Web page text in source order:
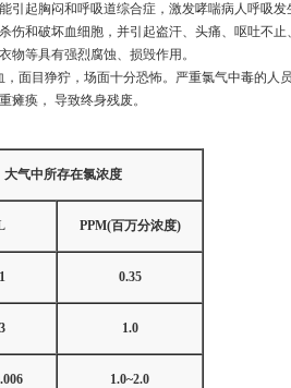
引起胸闷和呼吸道综合症，激发哮喘病人呼吸
和破坏血细胞，并引起盗汗、头痛、呕吐不止
物等具有强烈腐蚀、损毁作用。
目狰狞，场面十分恐怖。严重氯气中毒的人
瘫痪， 导致终身残废。
大气中所存在氯浓度
PPM(百万分浓度)
0.35
1.0
1.0~2.0